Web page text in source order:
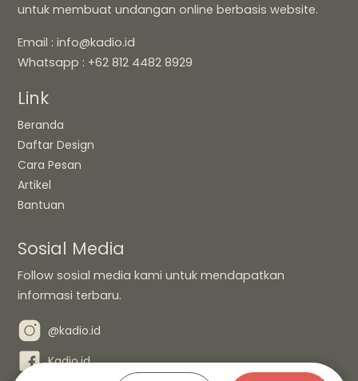
untuk membuat undangan online berbasis website.
Email : info@kadio.id
Whatsapp : +62 812 4482 8929
Link
Beranda
Daftar Design
Cara Pesan
Artikel
Bantuan
Sosial Media
Follow sosial media kami untuk mendapatkan
informasi terbaru.
@kadio.id
Kadio.id